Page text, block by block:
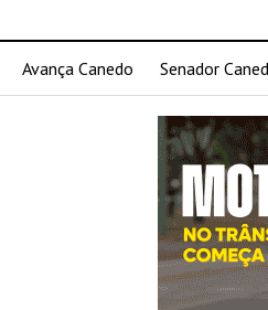
Avança Canedo Senador